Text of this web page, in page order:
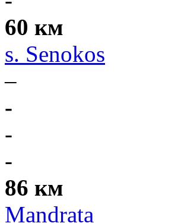
60 км
s. Senokos
–
-
-
-
86 км
Mandrata